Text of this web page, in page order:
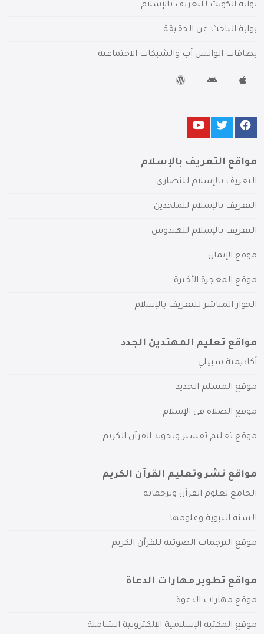
بوابة الكويت للتعريف بالإسلام
بوابة الباحث عن الحقيقة
بطاقات الواتس آب والشبكات الاجتماعية
مواقع التعريف بالإسلام
التعريف بالإسلام للنصارى
التعريف بالإسلام للملحدين
التعريف بالإسلام للهندوس
موقع الإيمان
موقع المعجزة الأخيرة
الحوار المباشر للتعريف بالإسلام
مواقع تعليم المهتدين الجدد
أكاديمية سبيلي
موقع المسلم الجديد
موقع الصلاة في الإسلام
موقع تعليم تفسير وتجويد القرآن الكريم
مواقع نشر وتعليم القرآن الكريم
الجامع لعلوم القرآن وترجماته
السنة النبوية وعلومها
موقع الترجمات الصوتية للقرآن الكريم
مواقع تطوير مهارات الدعاة
موقع مهارات الدعوة
موقع المكتبة الإسلامية الإلكترونية الشاملة